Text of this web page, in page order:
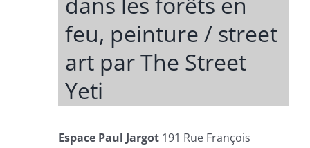
feu, peinture / street
art par The Street
Yeti
Espace Paul Jargot 191 Rue François